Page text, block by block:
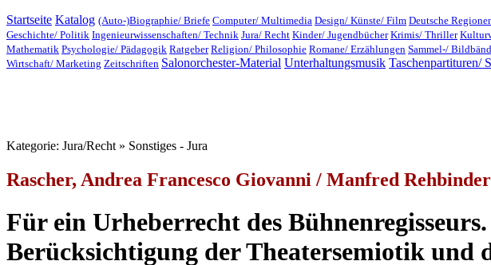
Startseite Katalog (Auto-)Biographie/ Briefe Computer/ Multimedia Design/ Künste/ Film Deutsche
Geschichte/ Politik Ingenieurwissenschaften/ Technik Jura/ Recht Kinder/ Jugendbücher Krimis/ Thriller
Mathematik Psychologie/ Pädagogik Ratgeber Religion/ Philosophie Romane/ Erzählungen Sammel-/
Wirtschaft/ Marketing Zeitschriften Salonorchester-Material Unterhaltungsmusik Taschenpartituren/
Kategorie: Jura/Recht » Sonstiges - Jura
Rascher, Andrea Francesco Giovanni / Manfred
Für ein Urheberrecht des
Berücksichtigung der Theatersemiotik und